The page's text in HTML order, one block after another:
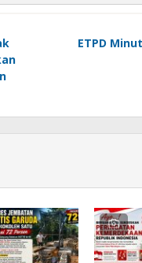
ETPD